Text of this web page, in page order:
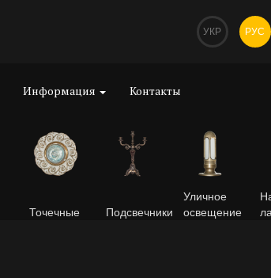
УКР РУС
Информация Контакты
Точечные Подсвечники
Уличное
освещение